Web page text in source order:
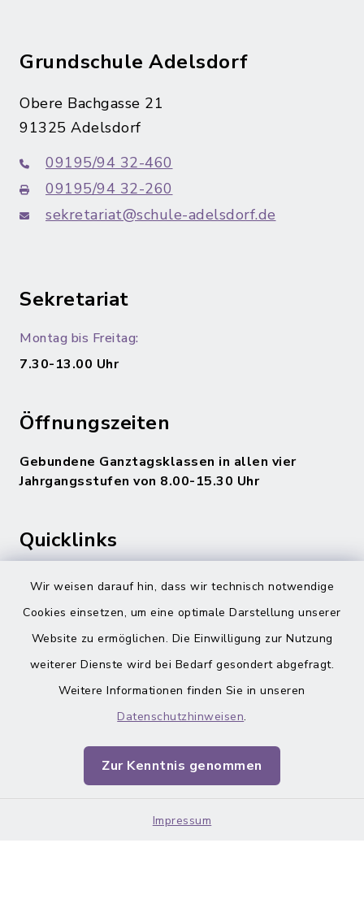
Wir weisen darauf hin, dass wir technisch notwendige
Cookies einsetzen, um eine optimale Darstellung unserer
Website zu ermöglichen. Die Einwilligung zur Nutzung
weiterer Dienste wird bei Bedarf gesondert abgefragt.
Weitere Informationen finden Sie in unseren
Datenschutzhinweisen.
Zur Kenntnis genommen
Impressum
Grundschule Adelsdorf
Obere Bachgasse 21
91325 Adelsdorf
09195/94 32-460
09195/94 32-260
sekretariat@schule-adelsdorf.de
Sekretariat
Montag bis Freitag:
7.30-13.00 Uhr
Öffnungszeiten
Gebundene Ganztagsklassen in allen vier
Jahrgangsstufen von 8.00-15.30 Uhr
Quicklinks
Gemeinde Adelsdorf
inixmedia
Datenschutz
Impressum